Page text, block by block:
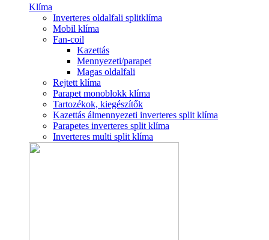
Klíma
Inverteres oldalfali splitklíma
Mobil klíma
Fan-coil
Kazettás
Mennyezeti/parapet
Magas oldalfali
Rejtett klíma
Parapet monoblokk klíma
Tartozékok, kiegészítők
Kazettás álmennyezeti inverteres split klíma
Parapetes inverteres split klíma
Inverteres multi split klíma